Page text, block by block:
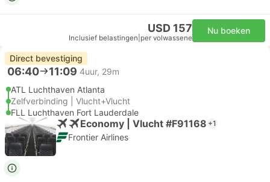
USD 157
Inclusief belastingen per volwassene
Nu boeken
Direct bevestiging
06:40 11:09 4uur, 29m
ATL Luchthaven Atlanta
Zelfverbinding | Vlucht+Vlucht
FLL Luchthaven Fort Lauderdale
Economy | Vlucht #F91168 +1
Frontier Airlines